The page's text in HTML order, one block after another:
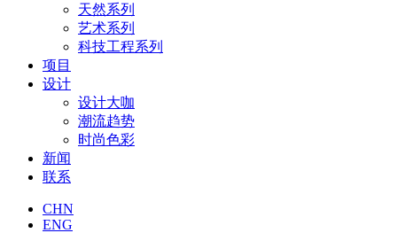
天然系列
艺术系列
科技工程系列
项目
设计
设计大咖
潮流趋势
时尚色彩
新闻
联系
CHN
ENG